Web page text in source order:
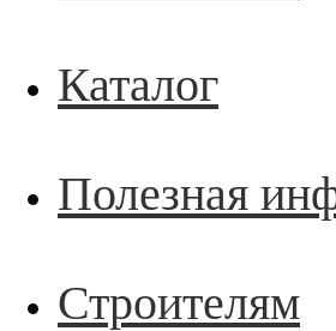
Каталог
Полезная
Строителям